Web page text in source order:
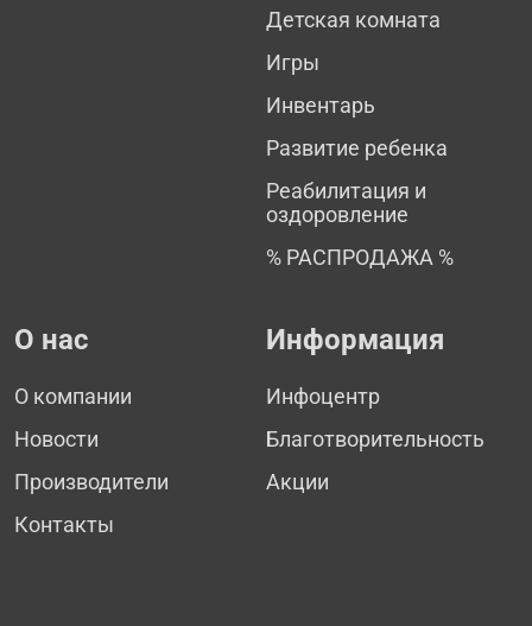
Детская комната
Игры
Инвентарь
Развитие ребенка
Реабилитация и
оздоровление
% РАСПРОДАЖА %
О нас
О компании
Новости
Производители
Контакты
Информация
Инфоцентр
Благотворительность
Акции